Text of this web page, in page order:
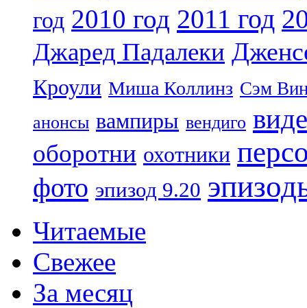
год 2010 год 2011 год
Джаред Падалеки
Кроули Миша Коллинз Сэм
анонсы вампиры вендиго
оборотни охотники
фото эпизод 9.20
Читаемые
Свежее
За месяц